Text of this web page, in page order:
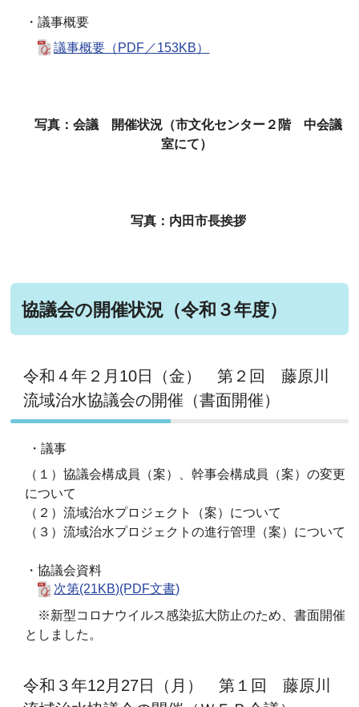
・議事概要
議事概要（PDF／153KB）
写真：会議 開催状況（市文化センター２階 中会議
室にて）
写真：内田市長挨拶
協議会の開催状況（令和３年度）
令和４年２月10日（金） 第２回 藤原川
流域治水協議会の開催（書面開催）
・議事
（１）協議会構成員（案）、幹事会構成員（案）の変更
について
（２）流域治水プロジェクト（案）について
（３）流域治水プロジェクトの進行管理（案）について
・協議会資料
次第(21KB)(PDF文書)
※新型コロナウイルス感染拡大防止のため、書面開催
としました。
令和３年12月27日（月） 第１回 藤原川